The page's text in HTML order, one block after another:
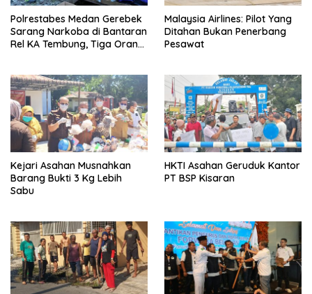
Polrestabes Medan Gerebek
Sarang Narkoba di Bantaran
Rel KA Tembung, Tiga Orang
Malaysia Airlines: Pilot Yang
Ditahan Bukan Penerbang
Pesawat
Kejari Asahan Musnahkan
Barang Bukti 3 Kg Lebih
Sabu
HKTI Asahan Geruduk Kantor
PT BSP Kisaran